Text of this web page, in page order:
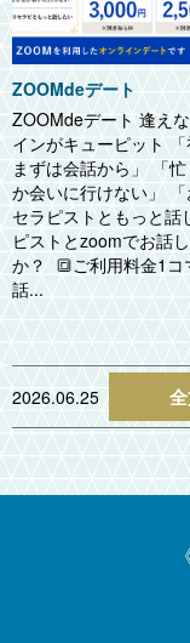
ZOOMdeデート
ZOOMdeデート 逢え
インがキューピット
まずは会話から」 「
か会いに行けない」
セラピストともっと
ピストとzoomでお話
か？ 🔳ご利用料金1コ
話...
2026.06.25